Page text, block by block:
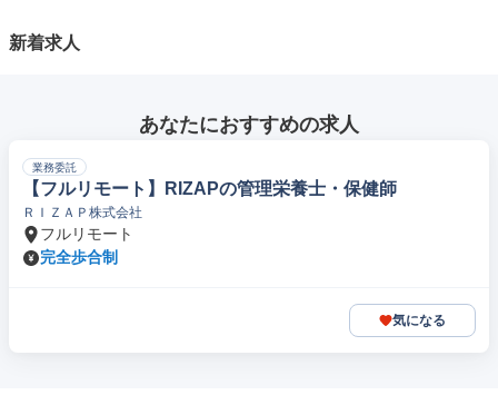
新着求人
あなたにおすすめの求人
業務委託
【フルリモート】RIZAPの管理栄養士・保健師
ＲＩＺＡＰ株式会社
フルリモート
完全歩合制
気になる